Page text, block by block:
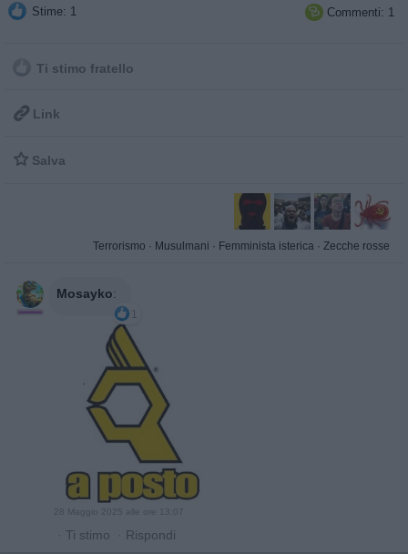
Stime: 1  Commenti: 1
Ti stimo fratello
 Link
 Salva
Terrorismo · Musulmani · Femminista isterica · Zecche rosse
Mosayko:
1
28 Maggio 2025 alle ore 13:07
· Ti stimo · Rispondi